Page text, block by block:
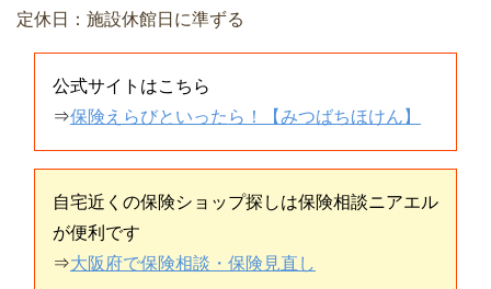
定休日：施設休館日に準ずる
公式サイトはこちら
⇒保険えらびといったら！【みつばちほけん】
自宅近くの保険ショップ探しは保険相談ニアエル
が便利です
⇒大阪府で保険相談・保険見直し